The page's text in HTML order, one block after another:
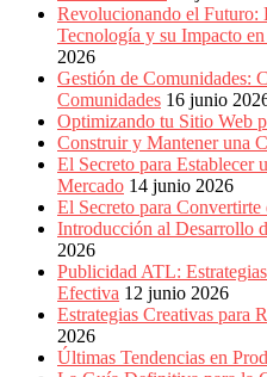
Revolucionando el Futuro:
Tecnología y su Impacto
2026
Gestión de Comunidades:
Comunidades 16 junio
Optimizando tu Sitio Web
Construir y Mantener una
El Secreto para Establecer
Mercado 14 junio 2026
El Secreto para
Introducción al Desarrollo
2026
Publicidad ATL:
Efectiva 12 junio 2026
Estrategias Creativas para
2026
Últimas Tendencias en